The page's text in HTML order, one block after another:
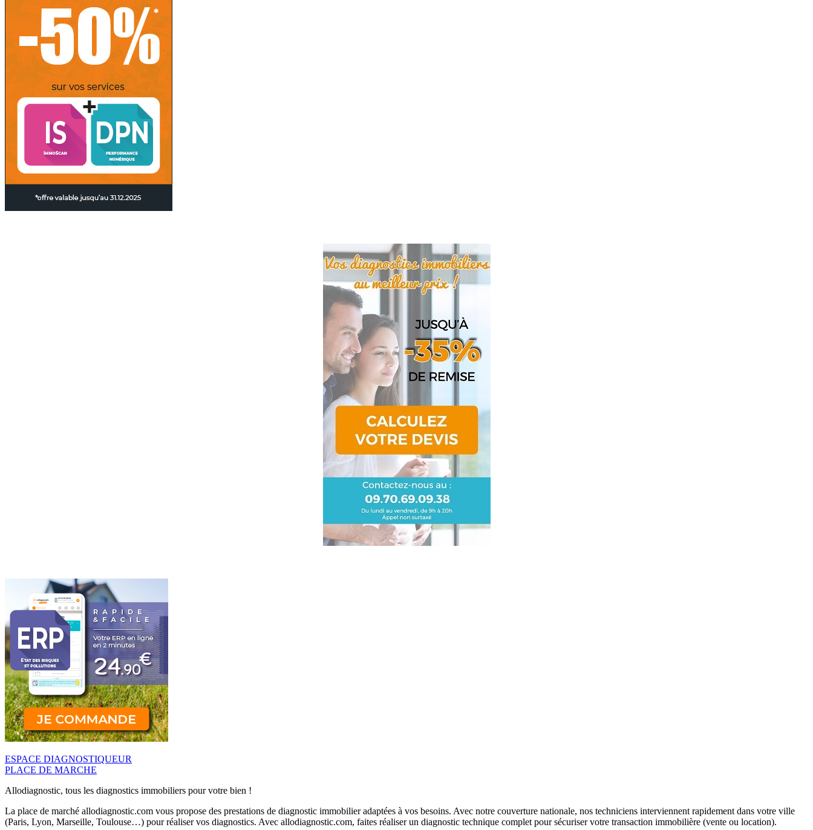
ESPACE DIAGNOSTIQUEUR
PLACE DE MARCHE
Allodiagnostic, tous les diagnostics immobiliers pour votre bien !
La place de marché allodiagnostic.com vous propose des prestations de diagnostic immobilier adaptées à vos besoins. Avec notre couverture nationale, nos techniciens interviennent rapidement dans votre ville
(Paris, Lyon, Marseille, Toulouse…) pour réaliser vos diagnostics. Avec allodiagnostic.com, faites réaliser un diagnostic technique complet pour sécuriser votre transaction immobilière (vente ou location).